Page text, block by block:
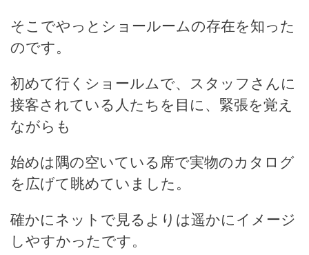
そこでやっとショールームの存在を知った
のです。
初めて行くショールムで、スタッフさんに
接客されている人たちを目に、緊張を覚え
ながらも
始めは隅の空いている席で実物のカタログ
を広げて眺めていました。
確かにネットで見るよりは遥かにイメージ
しやすかったです。